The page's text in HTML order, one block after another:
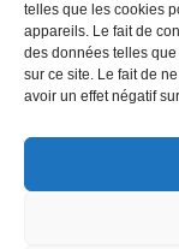
telles que les cookies
appareils. Le fait de
des données telles
sur ce site. Le fait de
avoir un effet négatif
Politique de